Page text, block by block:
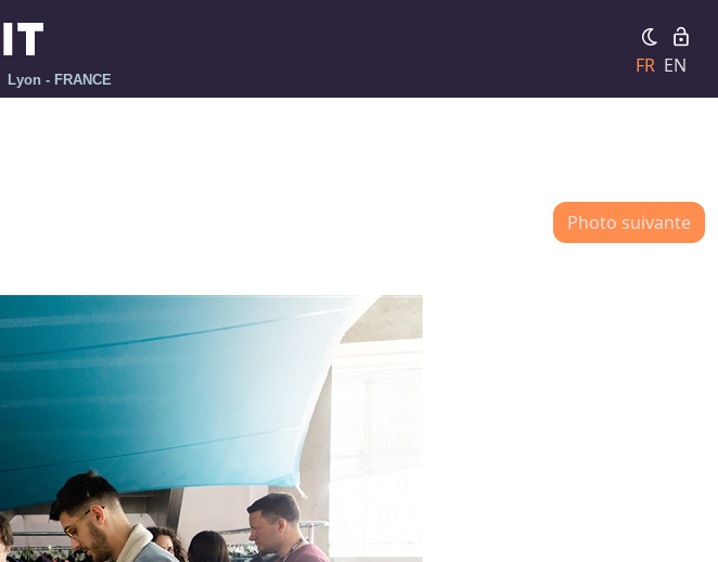
Lyon - FRANCE
FR EN
Photo suivante